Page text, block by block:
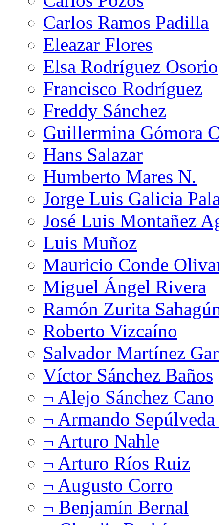
Carlos Ramos Padilla
Eleazar Flores
Elsa Rodríguez Osorio
Francisco Rodríguez
Freddy Sánchez
Guillermina Gómora
Hans Salazar
Humberto Mares N.
Jorge Luis Galicia
José Luis Montañez
Luis Muñoz
Mauricio Conde
Miguel Ángel Rivera
Ramón Zurita
Roberto Vizcaíno
Salvador Martínez
Víctor Sánchez Baños
¬ Alejo Sánchez Cano
¬ Armando
¬ Arturo Nahle
¬ Arturo Ríos Ruiz
¬ Augusto Corro
¬ Benjamín Bernal